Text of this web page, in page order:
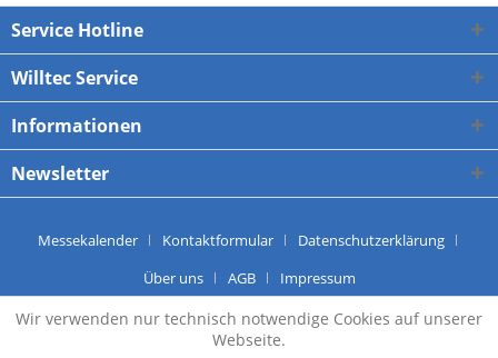
Service Hotline
Willtec Service
Informationen
Newsletter
Messekalender Kontaktformular
Datenschutzerklärung
Über uns
AGB
Impressum
Wir verwenden nur technisch notwendige Cookies auf unserer
Webseite.